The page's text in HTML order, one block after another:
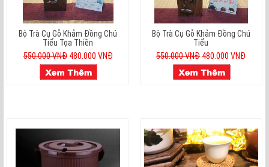
Bộ Trà Cụ Gỗ Khảm Đồng Chú
Tiểu Tọa Thiền
550.000 VNĐ 480.000 VNĐ
Bộ Trà Cụ Gỗ Khảm Đồng Chú
Tiểu
550.000 VNĐ 480.000 VNĐ